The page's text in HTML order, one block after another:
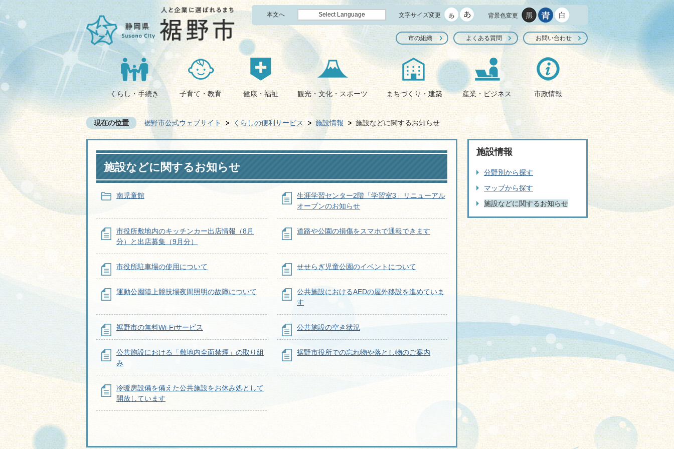
本文へ Select Language 文字サイズ変更 背景色変更
市の組織 よくある質問 お問い合わせ
くらし・手続き 子育て・教育 健康・福祉 観光・文化・スポーツ まちづくり・建築 産業・ビジネス 市政情報
現在の位置 裾野市公式ウェブサイト くらしの便利サービス 施設情報 施設などに関するお知らせ
施設などに関するお知らせ
南児童館
生涯学習センター2階「学習室3」リニューアル
オープンのお知らせ
市役所敷地内のキッチンカー出店情報（8月
分）と出店募集（9月分）
道路や公園の損傷をスマホで通報できます
市役所駐車場の使用について せせらぎ児童公園のイベントについて
運動公園陸上競技場夜間照明の故障について
公共施設におけるAEDの屋外移設を進めていま
す
裾野市の無料Wi-Fiサービス 公共施設の空き状況
公共施設における「敷地内全面禁煙」の取り組
み
裾野市役所での忘れ物や落とし物のご案内
冷暖房設備を備えた公共施設をお休み処として
開放しています
施設情報
分野別から探す
マップから探す
施設などに関するお知らせ